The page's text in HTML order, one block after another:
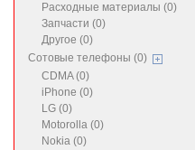
Расходные материалы (0)
Запчасти (0)
Другое (0)
Сотовые телефоны (0)
CDMA (0)
iPhone (0)
LG (0)
Motorolla (0)
Nokia (0)